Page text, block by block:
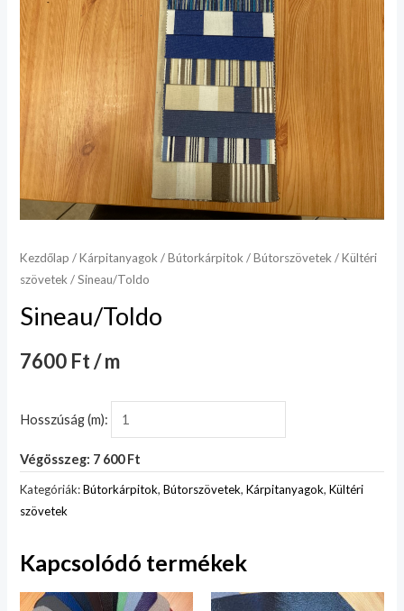
Kezdőlap /Kárpitanyagok /Bútorkárpitok /Bútorszövetek /Kültéri
szövetek / Sineau/Toldo
Sineau/Toldo
7600 Ft / m
Hosszúság (m):
Végösszeg: 7 600 Ft
Kategóriák:Bútorkárpitok,Bútorszövetek,Kárpitanyagok,Kültéri
szövetek
Kapcsolódó termékek